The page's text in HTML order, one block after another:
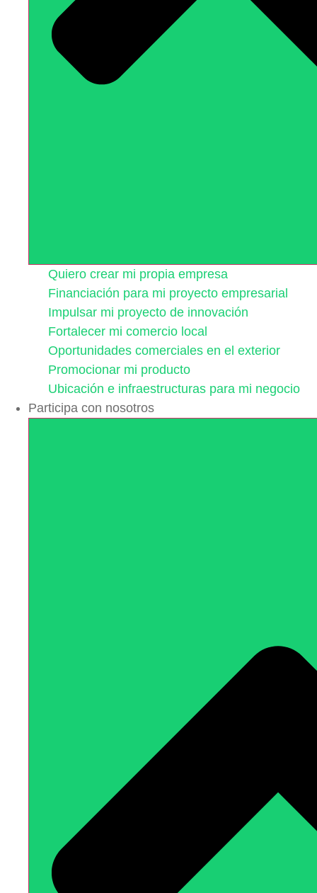
Quiero crear mi propia empresa
Financiación para mi proyecto empresarial
Impulsar mi proyecto de innovación
Fortalecer mi comercio local
Oportunidades comerciales en el exterior
Promocionar mi producto
Ubicación e infraestructuras para mi negocio
Participa con nosotros